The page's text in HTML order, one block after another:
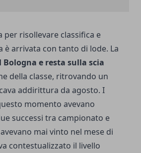
per risollevare classifica e
è arrivata con tanto di lode. La
Bologna e resta sulla scia
della classe, ritrovando un
addirittura da agosto. I
momento avevano
successi tra campionato e
mai vinto nel mese di
contestualizzato il livello